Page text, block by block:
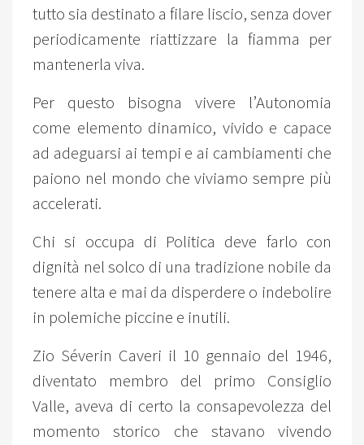
tutto sia destinato a filare liscio, senza dover
periodicamente riattizzare la fiamma per
mantenerla viva.
Per questo bisogna vivere l’Autonomia
come elemento dinamico, vivido e capace
ad adeguarsi ai tempi e ai cambiamenti che
paiono nel mondo che viviamo sempre più
accelerati.
Chi si occupa di Politica deve farlo con
dignità nel solco di una tradizione nobile da
tenere alta e mai da disperdere o indebolire
in polemiche piccine e inutili.
Zio Séverin Caveri il 10 gennaio del 1946,
diventato membro del primo Consiglio
Valle, aveva di certo la consapevolezza del
momento storico che stavano vivendo